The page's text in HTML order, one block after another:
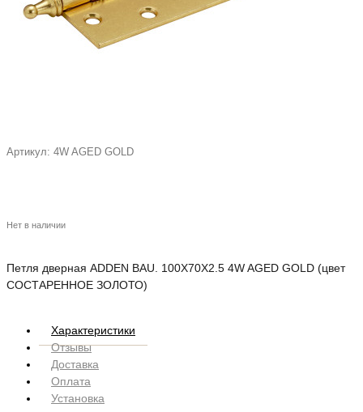
Артикул: 4W AGED GOLD
Нет в наличии
Петля дверная ADDEN BAU. 100X70X2.5 4W AGED GOLD (цвет
СОСТАРЕННОЕ ЗОЛОТО)
Характеристики
Отзывы
Доставка
Оплата
Установка